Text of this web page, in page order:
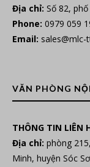
Địa chỉ: Số 82,
Phone: 0979 059
Email: sales@mlc-
VĂN PHÒNG
THÔNG TIN LIÊN
Địa chỉ: phòng
Minh, huyện Sóc